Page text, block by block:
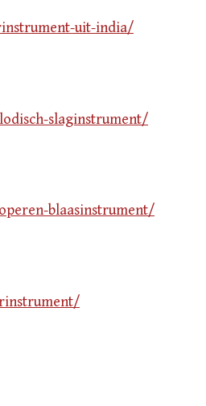
uit-india/
slaginstrument/
blaasinstrument/